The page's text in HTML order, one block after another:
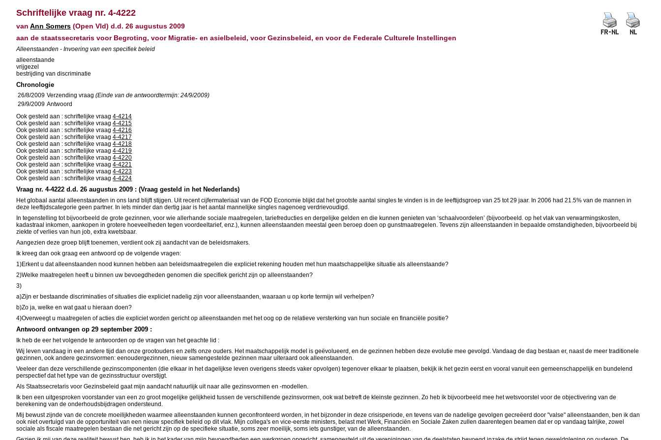
Schriftelijke vraag nr. 4-4222
vanAnn Somers (Open Vld) d.d. 26 augustus 2009
aan de staatssecretaris voor Begroting, voor Migratie- en asielbeleid, voor Gezinsbeleid, en voor de Federale Culturele Instellingen
Alleenstaanden - Invoering van een specifiek beleid
alleenstaande
vrijgezel
bestrijding van discriminatie
Chronologie
26/8/2009 Verzending vraag(Einde van de antwoordtermijn: 24/9/2009)
29/9/2009 Antwoord
Ook gesteld aan : schriftelijke vraag4-4214
Ook gesteld aan : schriftelijke vraag4-4215
Ook gesteld aan : schriftelijke vraag4-4216
Ook gesteld aan : schriftelijke vraag4-4217
Ook gesteld aan : schriftelijke vraag4-4218
Ook gesteld aan : schriftelijke vraag4-4219
Ook gesteld aan : schriftelijke vraag4-4220
Ook gesteld aan : schriftelijke vraag4-4221
Ook gesteld aan : schriftelijke vraag4-4223
Ook gesteld aan : schriftelijke vraag4-4224
Vraag nr. 4-4222 d.d. 26 augustus 2009 : (Vraag gesteld in het Nederlands)
Het globaal aantal alleenstaanden in ons land blijft stijgen. Uit recent cijfermateriaal van de FOD Economie blijkt dat het grootste aantal singles te vinden is in de leeftijdsgroep van 25 tot 29 jaar. In 2006 had 21.5% van de mannen in
deze leeftijdscategorie geen partner. In iets minder dan dertig jaar is het aantal mannelijke singles nagenoeg verdrievoudigd.
In tegenstelling tot bijvoorbeeld de grote gezinnen, voor wie allerhande sociale maatregelen, tariefreducties en dergelijke gelden en die kunnen genieten van ‘schaalvoordelen’ (bijvoorbeeld. op het vlak van verwarmingskosten,
kadastraal inkomen, aankopen in grotere hoeveelheden tegen voordeeltarief, enz.), kunnen alleenstaanden meestal geen beroep doen op gunstmaatregelen. Tevens zijn alleenstaanden in bepaalde omstandigheden, bijvoorbeeld bij
ziekte of verlies van hun job, extra kwetsbaar.
Aangezien deze groep blijft toenemen, verdient ook zij aandacht van de beleidsmakers.
Ik kreeg dan ook graag een antwoord op de volgende vragen:
1)Erkent u dat alleenstaanden nood kunnen hebben aan beleidsmaatregelen die expliciet rekening houden met hun maatschappelijke situatie als alleenstaande?
2)Welke maatregelen heeft u binnen uw bevoegdheden genomen die specifiek gericht zijn op alleenstaanden?
3)
a)Zijn er bestaande discriminaties of situaties die expliciet nadelig zijn voor alleenstaanden, waaraan u op korte termijn wil verhelpen?
b)Zo ja, welke en wat gaat u hieraan doen?
4)Overweegt u maatregelen of acties die expliciet worden gericht op alleenstaanden met het oog op de relatieve versterking van hun sociale en financiële positie?
Antwoord ontvangen op 29 september 2009 :
Ik heb de eer het volgende te antwoorden op de vragen van het geachte lid :
Wij leven vandaag in een andere tijd dan onze grootouders en zelfs onze ouders. Het maatschappelijk model is geëvolueerd, en de gezinnen hebben deze evolutie mee gevolgd. Vandaag de dag bestaan er, naast de meer traditionele
gezinnen, ook andere gezinsvormen: eenoudergezinnen, nieuw samengestelde gezinnen maar uiteraard ook alleenstaanden.
Veeleer dan deze verschillende gezinscomponenten (die elkaar in het dagelijkse leven overigens steeds vaker opvolgen) tegenover elkaar te plaatsen, bekijk ik het gezin eerst en vooral vanuit een gemeenschappelijk en bundelend
perspectief dat het type van de gezinsstructuur overstijgt.
Als Staatssecretaris voor Gezinsbeleid gaat mijn aandacht natuurlijk uit naar alle gezinsvormen en -modellen.
Ik ben een uitgesproken voorstander van een zo groot mogelijke gelijkheid tussen de verschillende gezinsvormen, ook wat betreft de kleinste gezinnen. Zo heb ik bijvoorbeeld mee het wetsvoorstel voor de objectivering van de
berekening van de onderhoudsbijdragen ondersteund.
Mij bewust zijnde van de concrete moeilijkheden waarmee alleenstaanden kunnen geconfronteerd worden, in het bijzonder in deze crisisperiode, en tevens van de nadelige gevolgen gecreëerd door "valse" alleenstaanden, ben ik dan
ook niet overtuigd van de opportuniteit van een nieuw specifiek beleid op dit vlak. Mijn collega's en vice-eerste ministers, belast met Werk, Financiën en Sociale Zaken zullen daarentegen beamen dat er op vandaag talrijke, zowel
sociale als fiscale maatregelen bestaan die net gericht zijn op de specifieke situatie, soms zeer moeilijk, soms iets gunstiger, van de alleenstaanden.